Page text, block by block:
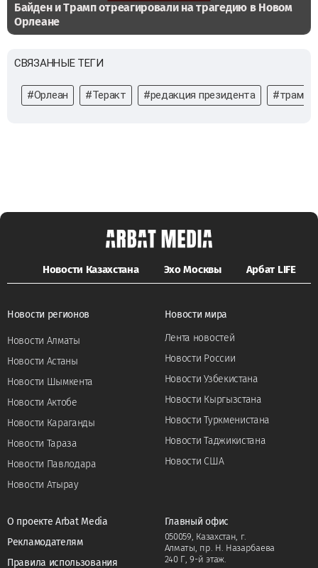
Байден и Трамп отреагировали на трагедию в Новом
Орлеане
СВЯЗАННЫЕ ТЕГИ
#Орлеан #Теракт #редакция президента #трамп
Новости Казахстана Эхо Москвы Арбат LIFE
Новости регионов
Новости Алматы
Новости Астаны
Новости Шымкента
Новости Актобе
Новости Караганды
Новости Тараза
Новости Павлодара
Новости Атырау
Новости мира
Лента новостей
Новости России
Новости Узбекистана
Новости Кыргызстана
Новости Туркменистана
Новости Таджикистана
Новости США
О проекте Arbat Media
Рекламодателям
Правила использования
Главный офис
050059, Казахстан, г.
Алматы, пр. Н. Назарбаева
240 Г, 9-й этаж.